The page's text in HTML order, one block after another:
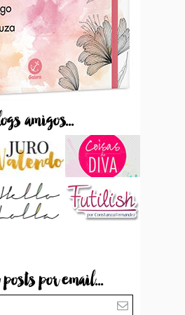
amigos...
posts por email...